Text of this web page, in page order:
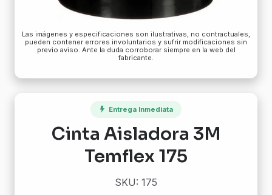
Las imágenes y especificaciones son ilustrativas, no contractuales,
pueden contener errores involuntarios y sufrir modificaciones sin
previo aviso. Ante la duda corroborar siempre en la web del
fabricante.
Entrega Inmediata
Cinta Aisladora 3M
Temflex 175
SKU: 175